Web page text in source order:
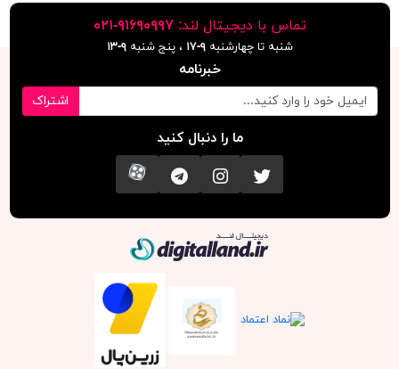
تماس با دیجیتال لند:٩١۶٩٠٩٩٧-٠٢١
شنبه تا چهارشنبه۹-۱۷ ، پنج شنبه۹-١٣
خبرنامه
اشتراک
ما را دنبال کنید
تویتر اینستاگرامکانال تلگرام
آپارات